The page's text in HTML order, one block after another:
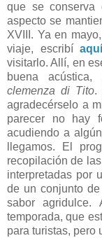
que se
aspecto se
XVIII. Ya en
viaje, escribíaquí
visitarlo. Allí, en
buena acústica,
clemenza di Tito.
agradecérselo a
parecer no hay
acudiendo a
llegamos. El
recopilación de
interpretadas por
de un conjunto
sabor agridulce.
temporada, que
para turistas, pero